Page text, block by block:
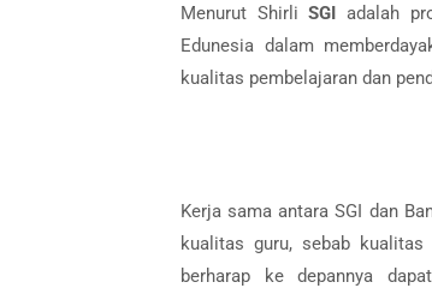
Menurut ShirliSGI adalah
Edunesia dalam
kualitas pembelajaran dan
Kerja sama antara SGI dan
kualitas guru, sebab
berharap ke depannya